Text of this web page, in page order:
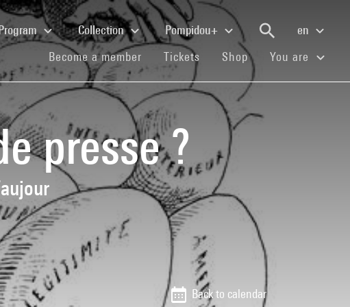
Collection Pompidou+
en
Become a member (current)
Tickets (current)
Shop(current)You are
presse ?
Back to calendar